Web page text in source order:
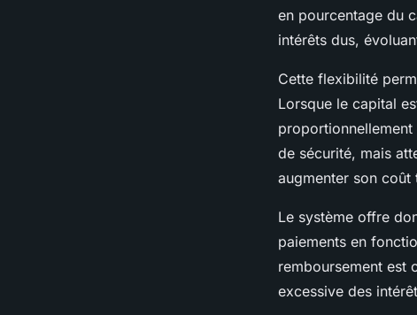
en pourcentage du
intérêts dus,
Cette flexibilité
Lorsque le capital
de sécurité, mais
augmenter son coût
Le système offre
paiements en
remboursement est
excessive des